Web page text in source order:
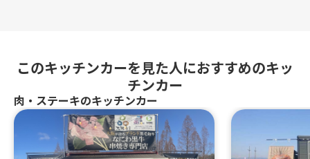
このキッチンカーを見た人におすすめのキッ
チンカー
肉・ステーキのキッチンカー